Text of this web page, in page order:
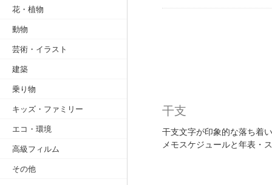
干支
干支文字が印象的な落ち着
メモスケジュールと年表・
花・植物
動物
芸術・イラスト
建築
乗り物
キッズ・ファミリー
エコ・環境
高級フィルム
その他